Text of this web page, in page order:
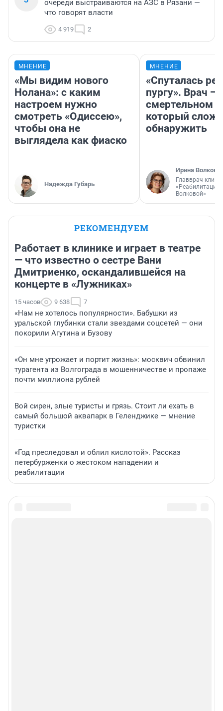
очереди выстраиваются на АЗС в Рязани —
что говорят власти
4 919 2
МНЕНИЕ
«Мы видим нового
Нолана»: с каким
настроем нужно
смотреть «Одиссею»,
чтобы она не
выглядела как фиаско
Надежда Губарь
МНЕНИЕ
«Спуталась
пургу». Врач —
смертельном
который
обнаружить
Ирина Волкова
Главврач
«Реабилитация
Волковой»
РЕКОМЕНДУЕМ
Работает в клинике и играет в театре
— что известно о сестре Вани
Дмитриенко, оскандалившейся на
концерте в «Лужниках»
15 часов 9 638 7
«Нам не хотелось популярности». Бабушки из
уральской глубинки стали звездами соцсетей — они
покорили Агутина и Бузову
«Он мне угрожает и портит жизнь»: москвич обвинил
турагента из Волгограда в мошенничестве и пропаже
почти миллиона рублей
Вой сирен, злые туристы и грязь. Стоит ли ехать в
самый большой аквапарк в Геленджике — мнение
туристки
«Год преследовал и облил кислотой». Рассказ
петербурженки о жестоком нападении и
реабилитации